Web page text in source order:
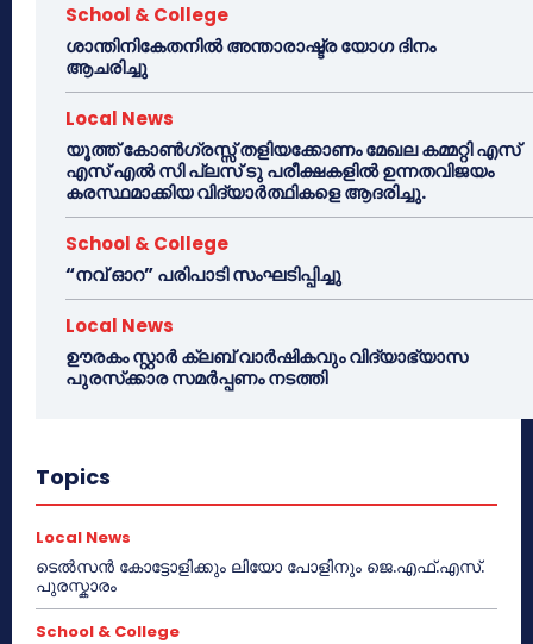
School & College
ശാന്തിനികേതനിൽ അന്താരാഷ്ട്ര യോഗ ദിനം
ആചരിച്ചു
Local News
യൂത്ത് കോൺഗ്രസ്സ് തളിയക്കോണം മേഖല കമ്മറ്റി എസ്
എസ് എൽ സി പ്ലസ് ടു പരീക്ഷകളിൽ ഉന്നതവിജയം
കരസ്ഥമാക്കിയ വിദ്യാർത്ഥികളെ ആദരിച്ചു.
School & College
“നവ് ഓറ” പരിപാടി സംഘടിപ്പിച്ചു
Local News
ഊരകം സ്റ്റാർ ക്ലബ് വാർഷികവും വിദ്യാഭ്യാസ
പുരസ്‌ക്കാര സമർപ്പണം നടത്തി
Topics
Local News
ടെൽസൻ കോട്ടോളിക്കും ലിയോ പോളിനും ജെ.എഫ്.എസ്.
പുരസ്കാരം
School & College